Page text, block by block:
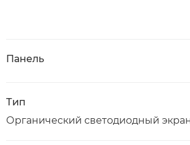
Панель
Тип
Органический светодиодный